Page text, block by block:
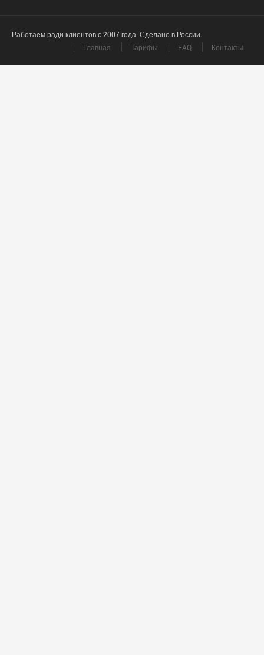
Работаем ради клиентов с 2007 года. Сделано в России.
Главная
Тарифы FAQ Контакты